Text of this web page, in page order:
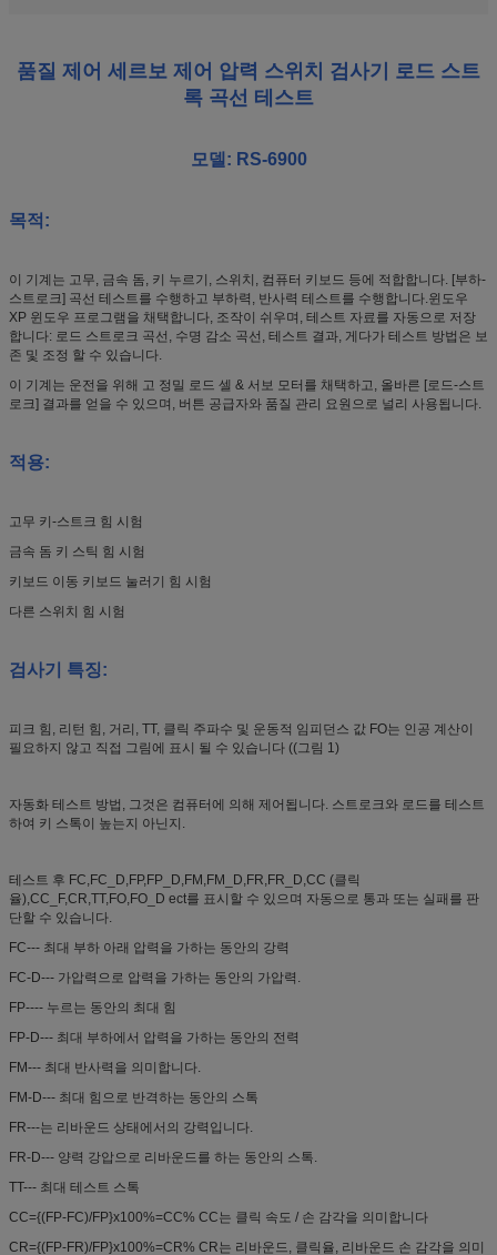
품질 제어 세르보 제어 압력 스위치 검사기 로드 스트
록 곡선 테스트
모델: RS-6900
목적:
이 기계는 고무, 금속 돔, 키 누르기, 스위치, 컴퓨터 키보드 등에 적합합니다. [부하-
스트로크] 곡선 테스트를 수행하고 부하력, 반사력 테스트를 수행합니다.윈도우
XP 윈도우 프로그램을 채택합니다, 조작이 쉬우며, 테스트 자료를 자동으로 저장
합니다: 로드 스트로크 곡선, 수명 감소 곡선, 테스트 결과, 게다가 테스트 방법은 보
존 및 조정 할 수 있습니다.
이 기계는 운전을 위해 고 정밀 로드 셀 & 서보 모터를 채택하고, 올바른 [로드-스트
로크] 결과를 얻을 수 있으며, 버튼 공급자와 품질 관리 요원으로 널리 사용됩니다.
적용:
고무 키-스트크 힘 시험
금속 돔 키 스틱 힘 시험
키보드 이동 키보드 눌러기 힘 시험
다른 스위치 힘 시험
검사기 특징:
피크 힘, 리턴 힘, 거리, TT, 클릭 주파수 및 운동적 임피던스 값 FO는 인공 계산이
필요하지 않고 직접 그림에 표시 될 수 있습니다 ((그림 1)
자동화 테스트 방법, 그것은 컴퓨터에 의해 제어됩니다. 스트로크와 로드를 테스트
하여 키 스톡이 높는지 아닌지.
테스트 후 FC,FC_D,FP,FP_D,FM,FM_D,FR,FR_D,CC (클릭
율),CC_F,CR,TT,FO,FO_D ect를 표시할 수 있으며 자동으로 통과 또는 실패를 판
단할 수 있습니다.
FC--- 최대 부하 아래 압력을 가하는 동안의 강력
FC-D--- 가압력으로 압력을 가하는 동안의 가압력.
FP---- 누르는 동안의 최대 힘
FP-D--- 최대 부하에서 압력을 가하는 동안의 전력
FM--- 최대 반사력을 의미합니다.
FM-D--- 최대 힘으로 반격하는 동안의 스톡
FR---는 리바운드 상태에서의 강력입니다.
FR-D--- 양력 강압으로 리바운드를 하는 동안의 스톡.
TT--- 최대 테스트 스톡
CC={(FP-FC)/FP}x100%=CC% CC는 클릭 속도 / 손 감각을 의미합니다
CR={(FP-FR)/FP}x100%=CR% CR는 리바운드, 클릭율, 리바운드 손 감각을 의미